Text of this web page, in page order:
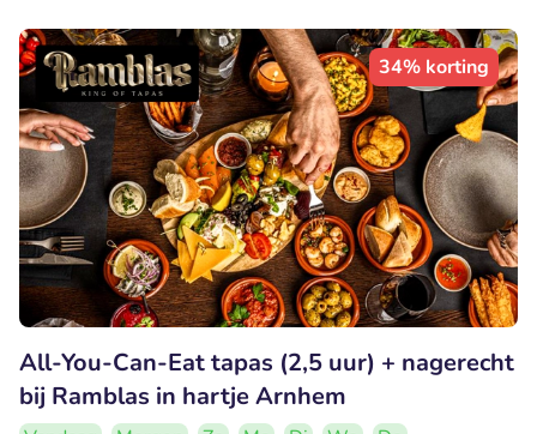
34% korting
All-You-Can-Eat tapas (2,5 uur) + nagerecht
bij Ramblas in hartje Arnhem